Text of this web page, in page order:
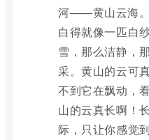
河——黄山云海。
白得就像一匹白
雪，那么洁静，
采。黄山的云可
不到它在飘动，
山的云真长啊！
际，只让你感觉